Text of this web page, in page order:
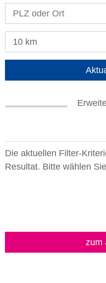
10 km
Die aktuellen Filter-
Resultat. Bitte wählen
zum